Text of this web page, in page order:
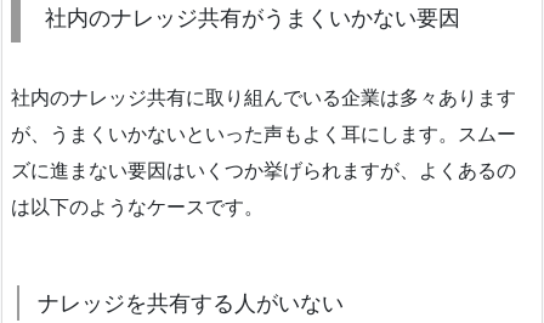
社内のナレッジ共有がうまくいかない要因
社内のナレッジ共有に取り組んでいる企業は多々あります
が、うまくいかないといった声もよく耳にします。スムー
ズに進まない要因はいくつか挙げられますが、よくあるの
は以下のようなケースです。
ナレッジを共有する人がいない